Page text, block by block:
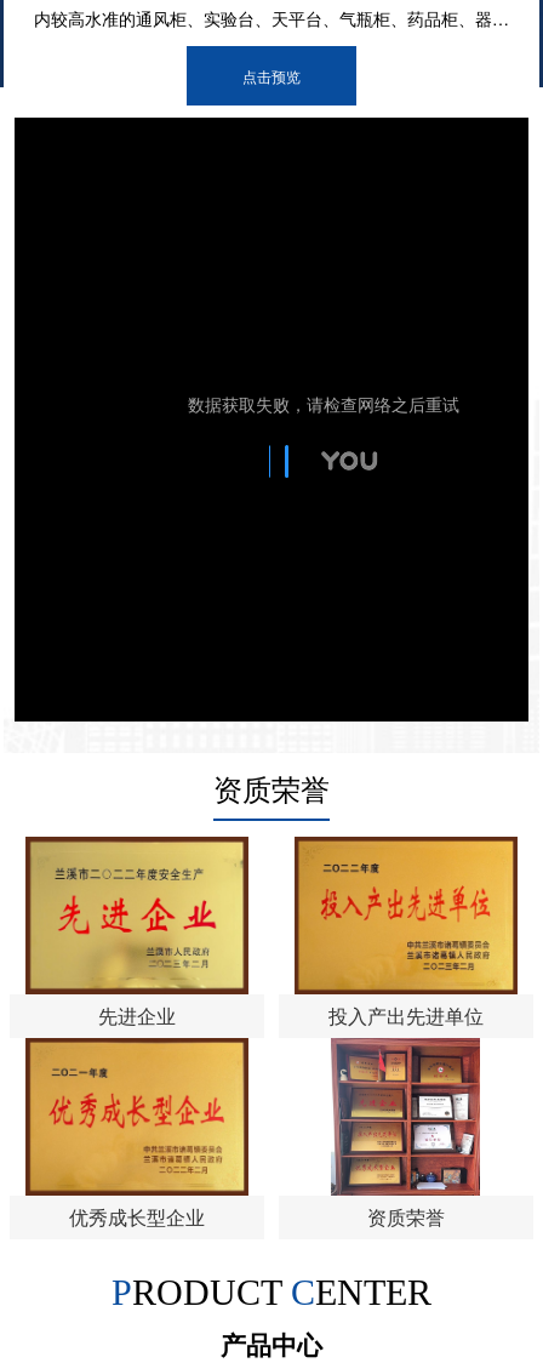
内较高水准的通风柜、实验台、天平台、气瓶柜、药品柜、器皿
柜、毒品柜、色谱台、光谱台、仪器台、生物安全柜、洁净工作
台等实验室设备。同时我们建立了完善的质量保证体系，以全新
的理念，专业化的设计，规范化的生产，让用户体验高品质的产
点击预览
资质荣誉
先进企业 投入产出先进单位
优秀成长型企业 资质荣誉
PRODUCT CENTER
产品中心